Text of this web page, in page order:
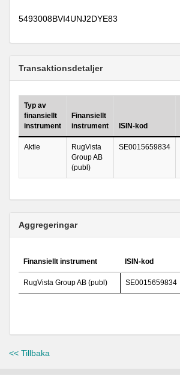
5493008BVI4UNJ2DYE83
Transaktionsdetaljer
Typ av
finansiellt
instrument
Finansiellt
instrument
ISIN-kod
Aktie
RugVista
Group AB
(publ)
SE0015659834
Aggregeringar
Finansiellt instrument ISIN-kod
RugVista Group AB (publ) SE0015659834
<< Tillbaka